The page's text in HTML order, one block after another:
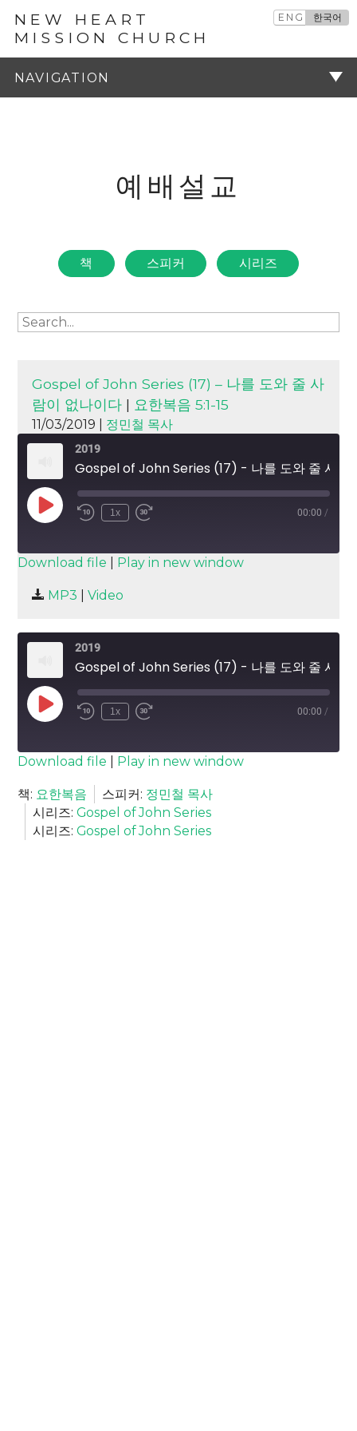
NEW HEART
MISSION CHURCH
ENG 한국어
예배설교
책 스피커 시리즈
Gospel of John Series (17) – 나를 도와 줄 사
람이 없나이다 | 요한복음 5:1-15
11/03/2019 | 정민철 목사
2019
Play
Episode
1x 00:00 /
SUBSCRIBE
RSS FEED
SHARE
Download file Play in new window
MP3 Video
2019
Play
Episode
1x 00:00 /
SUBSCRIBE
RSS FEED
SHARE
LINK
Download file Play in new window
책: 요한복음 스피커: 정민철 목사
시리즈: Gospel of John Series
시리즈: Gospel of John Series